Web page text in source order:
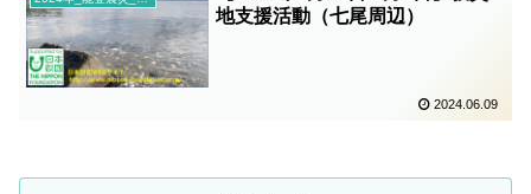
地支援活動（七尾周辺）
2024.06.09